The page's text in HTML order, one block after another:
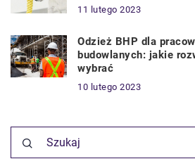
11 lutego 2023
Odzież BHP dla
budowlanych: jakie
wybrać
10 lutego 2023